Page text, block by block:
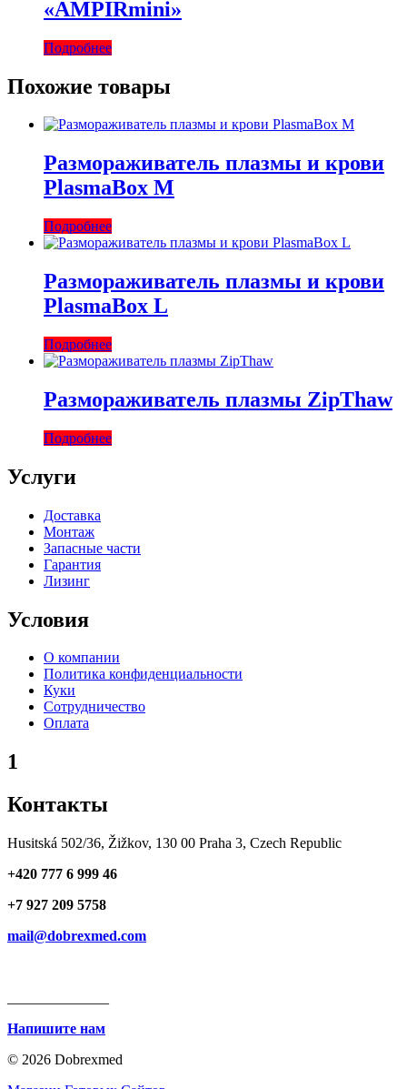
«AMPIRmini»
Подробнее
Похожие товары
Размораживатель плазмы и крови
PlasmaBox M
Подробнее
Размораживатель плазмы и крови
PlasmaBox L
Подробнее
Размораживатель плазмы ZipThaw
Подробнее
Услуги
Доставка
Монтаж
Запасные части
Гарантия
Лизинг
Условия
О компании
Политика конфиденциальности
Куки
Сотрудничество
Оплата
1
Контакты
Husitská 502/36, Žižkov, 130 00 Praha 3, Czech Republic
+420 777 6 999 46
+7 927 209 5758
mail@dobrexmed.com
Напишите нам
© 2026 Dobrexmed